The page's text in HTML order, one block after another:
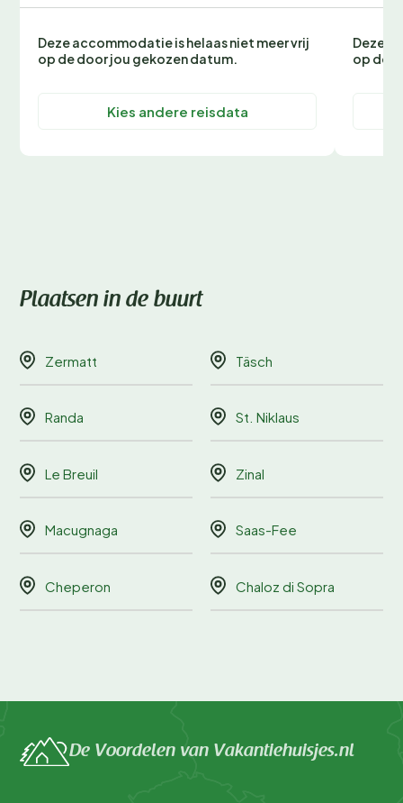
Deze accommodatie is helaas niet meer vrij
op de door jou gekozen datum.
Kies andere reisdata
Deze
op de
Plaatsen in de buurt
Zermatt Täsch
Randa St. Niklaus
Le Breuil Zinal
Macugnaga Saas-Fee
Cheperon Chaloz di Sopra
De Voordelen van Vakantiehuisjes.nl